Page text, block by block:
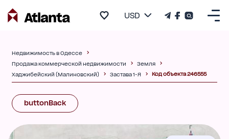
USD
Недвижимость в Одессе
Продажа коммерческой недвижимости
Земля
Хаджибейский (Малиновский)
Застава 1-Я Код объекта 246555
buttonBack